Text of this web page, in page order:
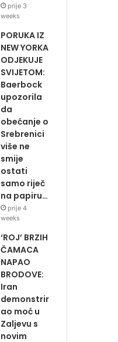
prije 3
weeks
PORUKA IZ
NEW YORKA
ODJEKUJE
SVIJETOM:
Baerbock
upozorila
da
obećanje o
Srebrenici
više ne
smije
ostati
samo riječ
na papiru…
prije 4
weeks
‘ROJ’ BRZIH
ČAMACA
NAPAO
BRODOVE:
Iran
demonstrir
ao moć u
Zaljevu s
novim